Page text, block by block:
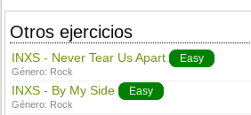
Otros ejercicios
INXS - Never Tear Us Apart Easy
Género: Rock
INXS - By My Side Easy
Género: Rock